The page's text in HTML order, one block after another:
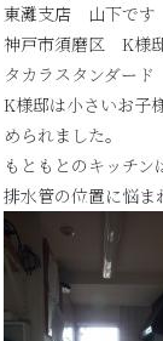
東灘支店 山下です
神戸市須磨区 K様
タカラスタンダー
K様邸は小さいお子
められました。
もともとのキッチ
排水管の位置に悩ま